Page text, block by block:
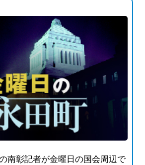
南彰記者が金曜日の国会周辺で